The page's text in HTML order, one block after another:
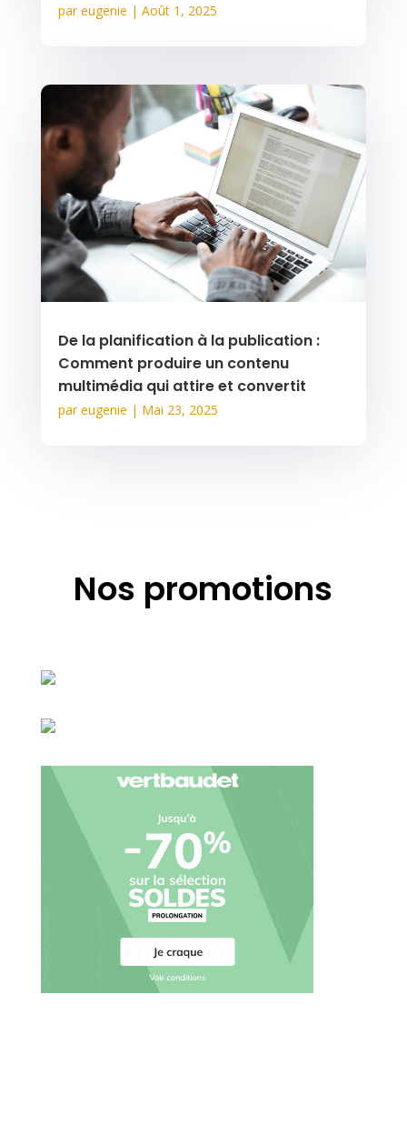
pareugenie | Août 1, 2025
De la planification à la publication :
Comment produire un contenu
multimédia qui attire et convertit
pareugenie | Mai 23, 2025
Nos promotions